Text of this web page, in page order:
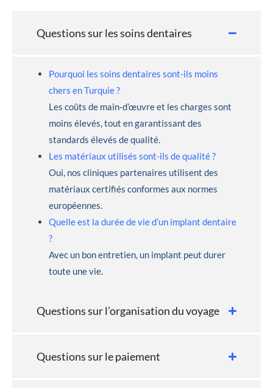
Questions sur les soins dentaires
Pourquoi les soins dentaires sont-ils moins
chers en Turquie ?
Les coûts de main-d’œuvre et les charges sont
moins élevés, tout en garantissant des
standards élevés de qualité.
Les matériaux utilisés sont-ils de qualité ?
Oui, nos cliniques partenaires utilisent des
matériaux certifiés conformes aux normes
européennes.
Quelle est la durée de vie d’un implant dentaire
?
Avec un bon entretien, un implant peut durer
toute une vie.
Questions sur l’organisation du voyage
Questions sur le paiement